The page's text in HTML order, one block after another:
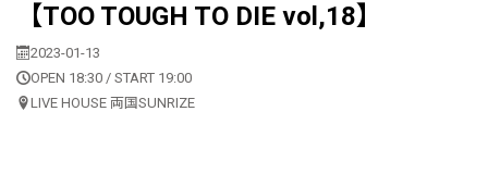
【TOO TOUGH TO DIE vol,18】
2023-01-13
OPEN 18:30 / START 19:00
LIVE HOUSE 両国SUNRIZE